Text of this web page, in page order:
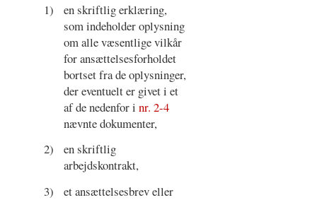
1)
en skriftlig erklæring,
som indeholder oplysning
om alle væsentlige vilkår
for ansættelsesforholdet
bortset fra de oplysninger,
der eventuelt er givet i et
af de nedenfor inr. 2-4
nævnte dokumenter,
2)
en skriftlig
arbejdskontrakt,
3)
et ansættelsesbrev eller